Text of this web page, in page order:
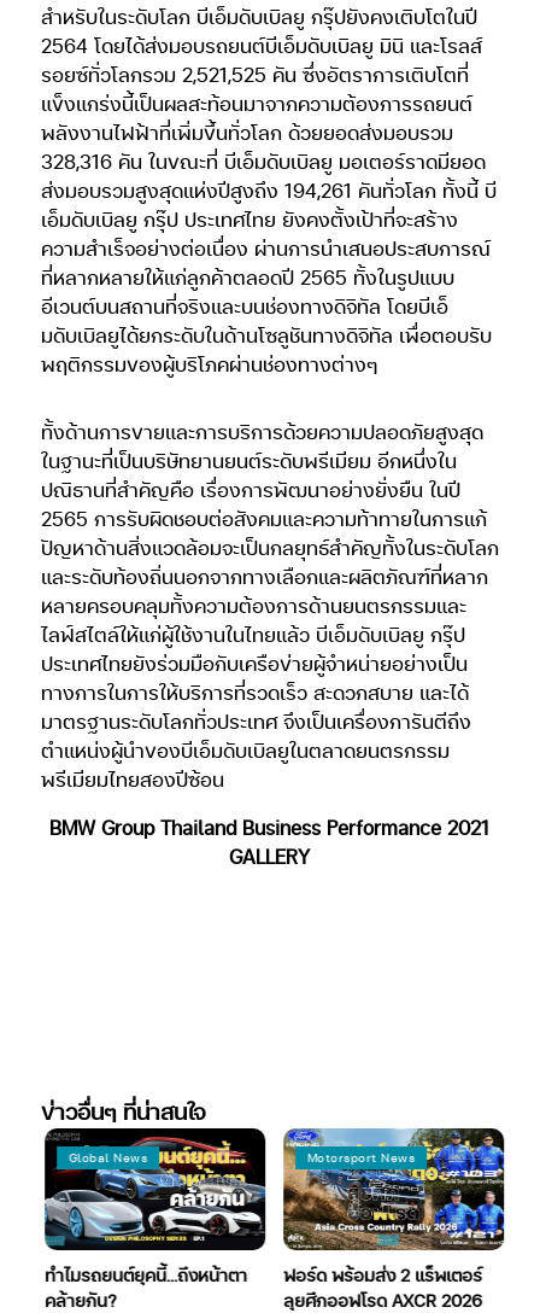
สำหรับในระดับโลก บีเอ็มดับเบิลยู กรุ๊ปยังคงเติบโตในปี
2564 โดยได้ส่งมอบรถยนต์บีเอ็มดับเบิลยู มินิ และโรลส์
รอยซ์ทั่วโลกรวม 2,521,525 คัน ซึ่งอัตราการเติบโตที่
แข็งแกร่งนี้เป็นผลสะท้อนมาจากความต้องการรถยนต์
พลังงานไฟฟ้าที่เพิ่มขึ้นทั่วโลก ด้วยยอดส่งมอบรวม
328,316 คัน ในขณะที่ บีเอ็มดับเบิลยู มอเตอร์ราดมียอด
ส่งมอบรวมสูงสุดแห่งปีสูงถึง 194,261 คันทั่วโลก ทั้งนี้ บี
เอ็มดับเบิลยู กรุ๊ป ประเทศไทย ยังคงตั้งเป้าที่จะสร้าง
ความสำเร็จอย่างต่อเนื่อง ผ่านการนำเสนอประสบการณ์
ที่หลากหลายให้แก่ลูกค้าตลอดปี 2565 ทั้งในรูปแบบ
อีเวนต์บนสถานที่จริงและบนช่องทางดิจิทัล โดยบีเอ็
มดับเบิลยูได้ยกระดับในด้านโซลูชันทางดิจิทัล เพื่อตอบรับ
พฤติกรรมของผู้บริโภคผ่านช่องทางต่างๆ
ทั้งด้านการขายและการบริการด้วยความปลอดภัยสูงสุด
ในฐานะที่เป็นบริษัทยานยนต์ระดับพรีเมียม อีกหนึ่งใน
ปณิธานที่สำคัญคือ เรื่องการพัฒนาอย่างยั่งยืน ในปี
2565 การรับผิดชอบต่อสังคมและความท้าทายในการแก้
ปัญหาด้านสิ่งแวดล้อมจะเป็นกลยุทธ์สำคัญทั้งในระดับโลก
และระดับท้องถิ่นนอกจากทางเลือกและผลิตภัณฑ์ที่หลาก
หลายครอบคลุมทั้งความต้องการด้านยนตรกรรมและ
ไลฟ์สไตล์ให้แก่ผู้ใช้งานในไทยแล้ว บีเอ็มดับเบิลยู กรุ๊ป
ประเทศไทยยังร่วมมือกับเครือข่ายผู้จำหน่ายอย่างเป็น
ทางการในการให้บริการที่รวดเร็ว สะดวกสบาย และได้
มาตรฐานระดับโลกทั่วประเทศ จึงเป็นเครื่องการันตีถึง
ตำแหน่งผู้นำของบีเอ็มดับเบิลยูในตลาดยนตรกรรม
พรีเมียมไทยสองปีซ้อน
BMW Group Thailand Business Performance 2021
GALLERY
ข่าวอื่นๆ ที่น่าสนใจ
Global News
ทำไมรถยนต์ยุคนี้…ถึงหน้าตา
คล้ายกัน?
Motorsport News
ฟอร์ด พร้อมส่ง 2 แร็พเตอร์
ลุยศึกออฟโรด AXCR 2026